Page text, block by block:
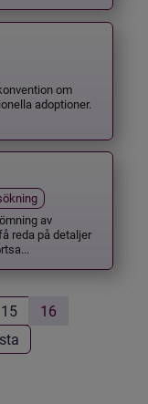
om
adoptioner.
av
reda på detaljer
15
16